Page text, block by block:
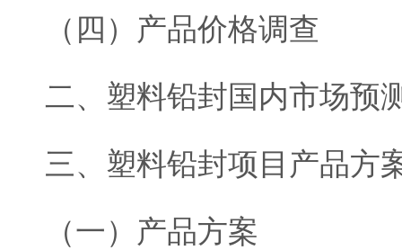
（四）产品价格调查
二、塑料铅封国内市场预
三、塑料铅封项目产品方
（一）产品方案